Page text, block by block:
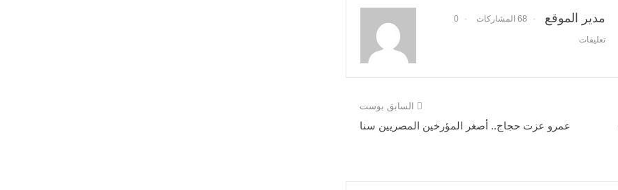
مدير الموقع 68 المشاركات 0
تعليقات
السابق بوست
عمرو عزت حجاج.. أصغر المؤرخين المصريين سنا